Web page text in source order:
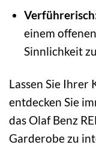
einem
Sinnlichkeit
Lassen Sie
entdecken Sie
das Olaf Benz
Garderobe zu